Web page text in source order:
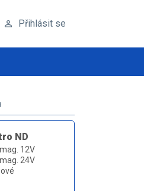
perm_identity Přihlásit se
ND
12V
24V